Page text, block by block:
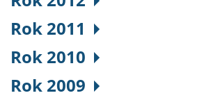
Rok 2011
Rok 2010
Rok 2009